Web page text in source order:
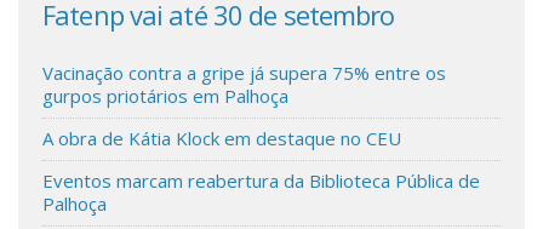
Agenda Cultural
Anuncie
Fatenp vai até 30 de setembro
Vacinação contra a gripe já supera 75% entre os
gurpos priotários em Palhoça
A obra de Kátia Klock em destaque no CEU
Eventos marcam reabertura da Biblioteca Pública de
Palhoça